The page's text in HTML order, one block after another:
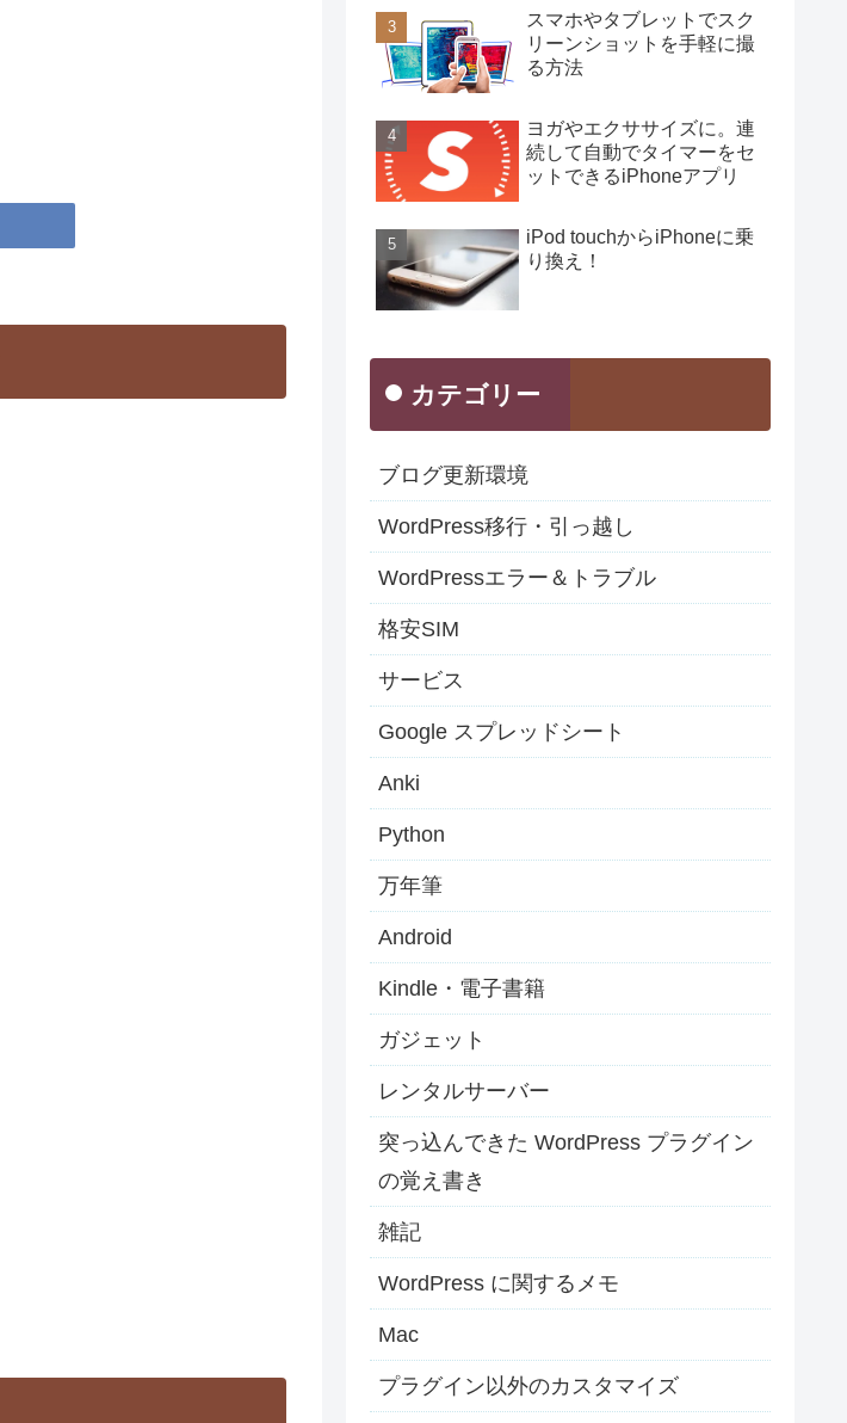
スマホやタブレットでスク
リーンショットを手軽に撮
る方法
ヨガやエクササイズに。連
続して自動でタイマーをセ
ットできるiPhoneアプリ
iPod touchからiPhoneに乗
り換え！
カテゴリー
ブログ更新環境
WordPress移行・引っ越し
WordPressエラー＆トラブル
格安SIM
サービス
Google スプレッドシート
Anki
Python
万年筆
Android
Kindle・電子書籍
ガジェット
レンタルサーバー
突っ込んできた WordPress プラグイン
の覚え書き
雑記
WordPress に関するメモ
Mac
プラグイン以外のカスタマイズ